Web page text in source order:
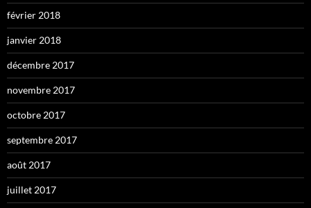
février 2018
janvier 2018
décembre 2017
novembre 2017
octobre 2017
septembre 2017
août 2017
juillet 2017